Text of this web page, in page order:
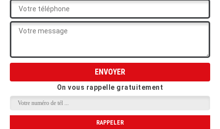
On vous rappelle gratuitement